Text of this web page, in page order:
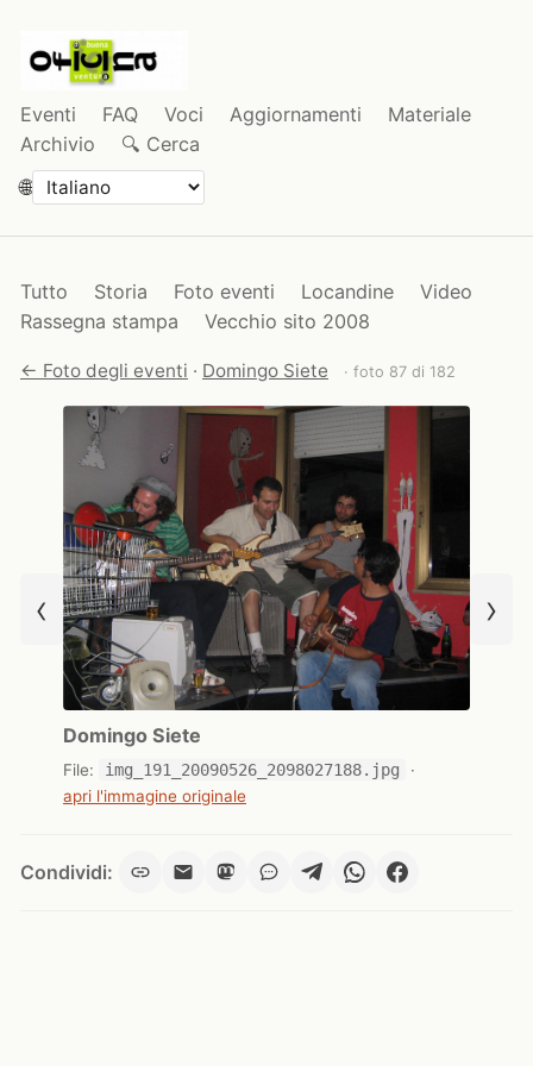
Eventi FAQ Voci Aggiornamenti
Materiale
Archivio
🔍 Cerca
🌐
Tutto Storia Foto eventi Locandine
Video
Rassegna stampa
Vecchio sito 2008
← Foto degli eventi · Domingo Siete · foto 87 di 182
‹
Domingo Siete
File: img_191_20090526_2098027188.jpg
·
apri l'immagine originale
›
Condividi: